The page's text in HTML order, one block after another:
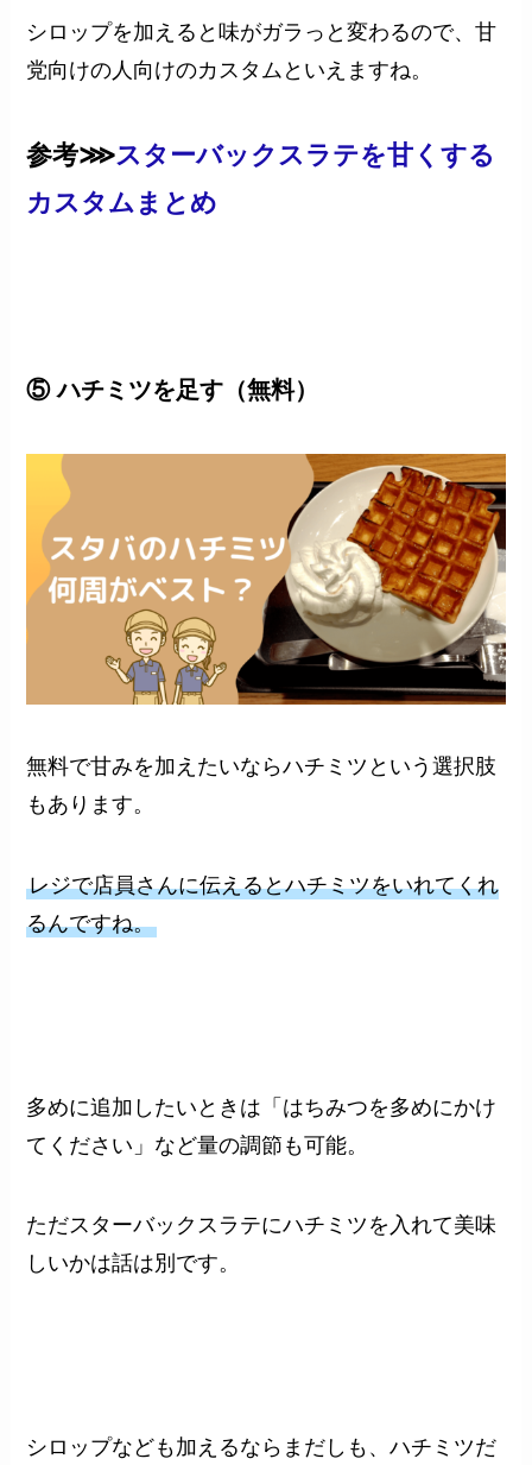
シロップを加えると味がガラっと変わるので、甘
党向けの人向けのカスタムといえますね。
参考⋙スターバックスラテを甘くする
カスタムまとめ
⑤ ハチミツを足す（無料）
無料で甘みを加えたいならハチミツという選択肢
もあります。
レジで店員さんに伝えるとハチミツをいれてくれ
るんですね。
多めに追加したいときは「はちみつを多めにかけ
てください」など量の調節も可能。
ただスターバックスラテにハチミツを入れて美味
しいかは話は別です。
シロップなども加えるならまだしも、ハチミツだ